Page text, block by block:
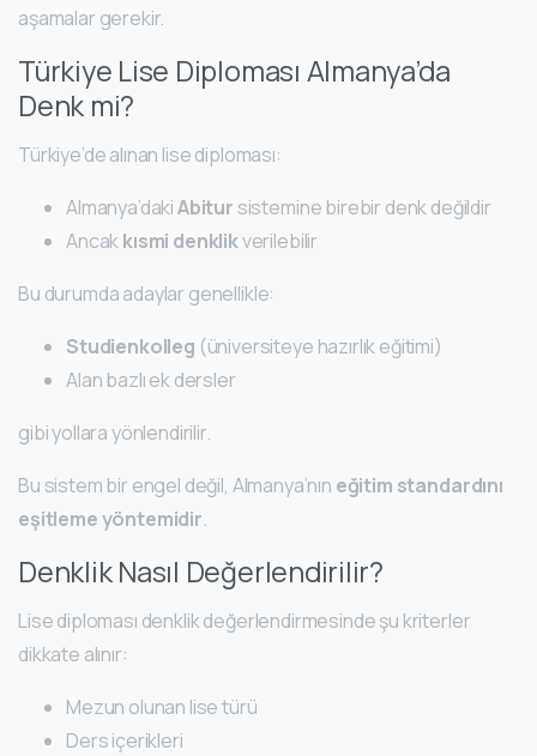
aşamalar gerekir.
Türkiye Lise Diploması Almanya’da
Denk mi?
Türkiye’de alınan lise diploması:
Almanya’dakiAbitur sistemine birebir denk değildir
Ancakkısmi denklikverilebilir
Bu durumda adaylar genellikle:
Studienkolleg (üniversiteye hazırlık eğitimi)
Alan bazlı ek dersler
gibi yollara yönlendirilir.
Bu sistem bir engel değil, Almanya’nın eğitim standardını
eşitleme yöntemidir.
Denklik Nasıl Değerlendirilir?
Lise diploması denklik değerlendirmesinde şu kriterler
dikkate alınır:
Mezun olunan lise türü
Ders içerikleri